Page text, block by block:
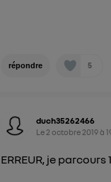
répondre 5
duch35262466
Le 2 octobre 2019à
ERREUR, je